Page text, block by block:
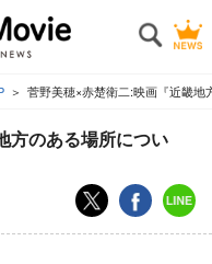
菅野美穂×赤楚衛二:映画『近畿
方のある場所につい